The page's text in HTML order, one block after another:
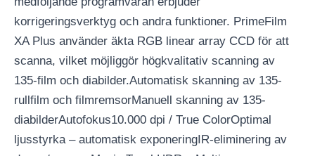
korrigeringsverktyg och andra funktioner. PrimeFilm
XA Plus använder äkta RGB linear array CCD för att
scanna, vilket möjliggör högkvalitativ scanning av
135-film och diabilder.Automatisk skanning av 135-
rullfilm och filmremsorManuell skanning av 135-
diabilderAutofokus10.000 dpi / True ColorOptimal
ljusstyrka – automatisk exponeringIR-eliminering av